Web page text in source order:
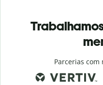
Parcerias com